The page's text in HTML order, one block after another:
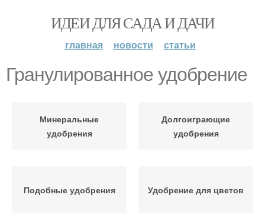
ИДЕИ ДЛЯ САДА И ДАЧИ
главная новости статьи
Гранулированное удобрение
Минеральные
удобрения
Долгоиграющие
удобрения
Подобные удобрения Удобрение для цветов